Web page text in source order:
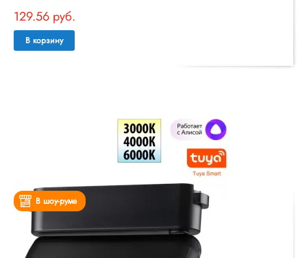
129.56 руб.
В корзину
В шоу-руме